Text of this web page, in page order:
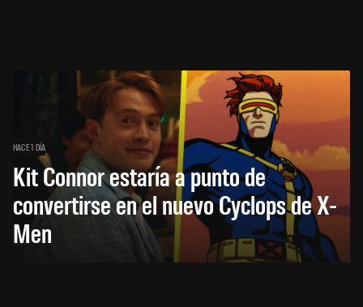
HACE 1 DÍA
Kit Connor estaría a punto de
convertirse en el nuevo Cyclops de X-
Men